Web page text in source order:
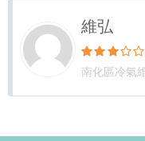
維弘
南化區冷氣